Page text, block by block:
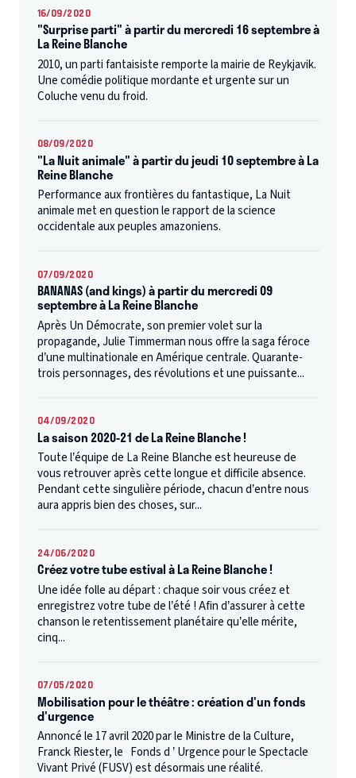
16/09/2020
"Surprise parti" à partir du mercredi 16 septembre à
La Reine Blanche
2010, un parti fantaisiste remporte la mairie de Reykjavik.
Une comédie politique mordante et urgente sur un
Coluche venu du froid.
08/09/2020
"La Nuit animale" à partir du jeudi 10 septembre à La
Reine Blanche
Performance aux frontières du fantastique, La Nuit
animale met en question le rapport de la science
occidentale aux peuples amazoniens.
07/09/2020
BANANAS (and kings) à partir du mercredi 09
septembre à La Reine Blanche
Après Un Démocrate, son premier volet sur la
propagande, Julie Timmerman nous offre la saga féroce
d’une multinationale en Amérique centrale. Quarante-
trois personnages, des révolutions et une puissante...
04/09/2020
La saison 2020-21 de La Reine Blanche !
Toute l’équipe de La Reine Blanche est heureuse de
vous retrouver après cette longue et difficile absence.
Pendant cette singulière période, chacun d’entre nous
aura appris bien des choses, sur...
24/06/2020
Créez votre tube estival à La Reine Blanche !
Une idée folle au départ : chaque soir vous créez et
enregistrez votre tube de l’été ! Afin d’assurer à cette
chanson le retentissement planétaire qu’elle mérite,
cinq...
07/05/2020
Mobilisation pour le théâtre : création d'un fonds
d'urgence
Annoncé le 17 avril 2020 par le Ministre de la Culture,
Franck Riester, le Fonds d ’ Urgence pour le Spectacle
Vivant Privé (FUSV) est désormais une réalité.